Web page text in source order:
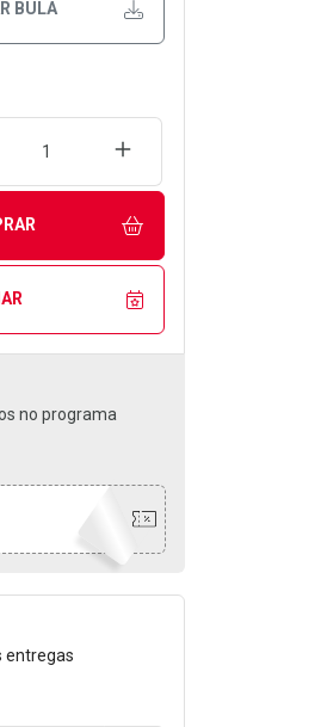
BULA
UMA UNIDADEAUMENTAR UMA
no programa
entregas